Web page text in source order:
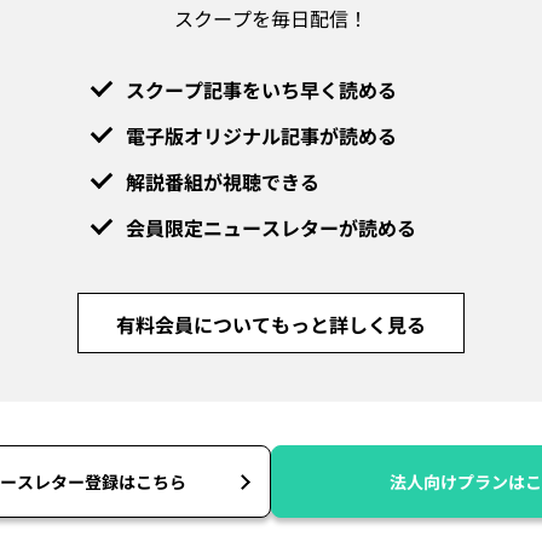
スクープを毎日配信！
スクープ記事をいち早く読める
電子版オリジナル記事が読める
解説番組が視聴できる
会員限定ニュースレターが読める
有料会員についてもっと詳しく見る
スレター登録はこちら 法人向けプランは